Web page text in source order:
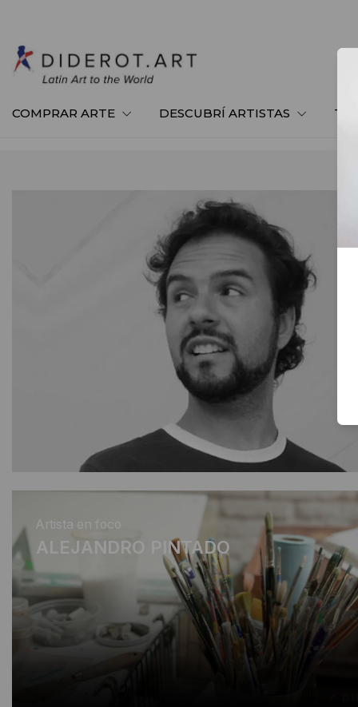
COMPRAR ARTE DESCUBRÍ ARTISTAS TE
Artista en foco
ALEJANDRO PINTADO